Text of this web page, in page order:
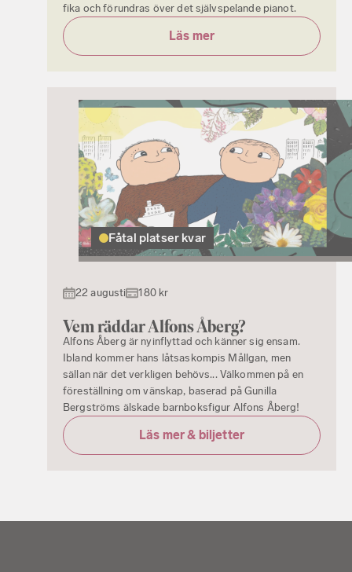
fika och förundras över det självspelande pianot.
Läs mer
Fåtal platser kvar
22 augusti 180 kr
Vem räddar Alfons Åberg?
Alfons Åberg är nyinflyttad och känner sig ensam.
Ibland kommer hans låtsaskompis Mållgan, men
sällan när det verkligen behövs... Välkommen på en
föreställning om vänskap, baserad på Gunilla
Bergströms älskade barnboksfigur Alfons Åberg!
Läs mer & biljetter